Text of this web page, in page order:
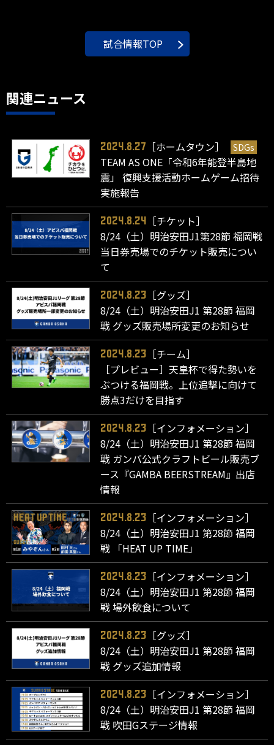
試合情報TOP
関連ニュース
2024.8.27 ［ホームタウン］ SDGs
TEAM AS ONE「令和6年能登半島地
震」 復興支援活動ホームゲーム招待
実施報告
2024.8.24
［チケット］
8/24（土）明治安田J1第28節 福岡戦
当日券売場でのチケット販売につい
て
2024.8.23
［グッズ］
8/24（土）明治安田J1 第28節 福岡
戦 グッズ販売場所変更のお知らせ
2024.8.23
［チーム］
［プレビュー］天皇杯で得た勢いを
ぶつける福岡戦。上位追撃に向けて
勝点3だけを目指す
2024.8.23
［インフォメーション］
8/24（土）明治安田J1 第28節 福岡
戦 ガンバ公式クラフトビール販売ブ
ース『GAMBA BEERSTREAM』出店
情報
2024.8.23
［インフォメーション］
8/24（土）明治安田J1 第28節 福岡
戦 「HEAT UP TIME」
2024.8.23
［インフォメーション］
8/24（土）明治安田J1 第28節 福岡
戦 場外飲食について
2024.8.23
［グッズ］
8/24（土）明治安田J1 第28節 福岡
戦 グッズ追加情報
2024.8.23
［インフォメーション］
8/24（土）明治安田J1 第28節 福岡
戦 吹田Gステージ情報